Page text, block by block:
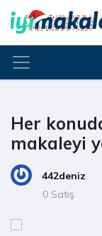
Her
makaleyi
442deniz
0 Satış